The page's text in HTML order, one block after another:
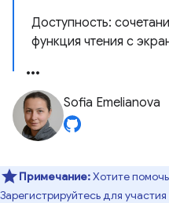
Доступность:
функция чтения с
Sofia Emelianova
Примечание:Хотите
Зарегистрируйтесь для участия